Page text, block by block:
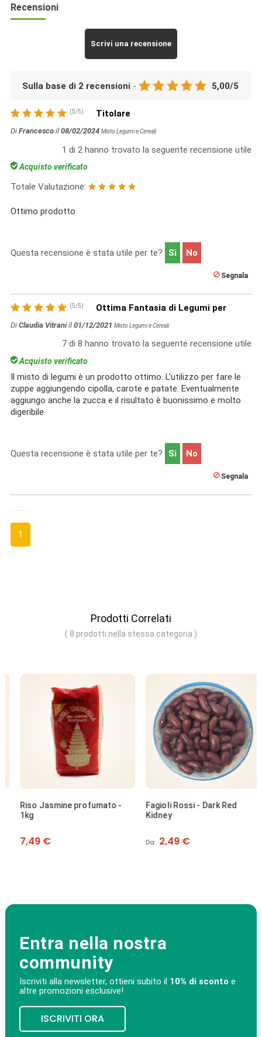
Recensioni
Scrivi una recensione
Sulla base di 2 recensioni - 5,00/5
(5/5) Titolare
Di Francesco il 08/02/2024 Misto Legumi e Cereali
1 di 2 hanno trovato la seguente recensione utile
Acquisto verificato
Totale Valutazione:
Ottimo prodotto
Questa recensione è stata utile per te? Sì No
Segnala
(5/5) Ottima Fantasia di Legumi per
Di Claudia Vitraniil 01/12/2021 Misto Legumi e Cereali
7 di 8 hanno trovato la seguente recensione utile
Acquisto verificato
Il misto di legumi è un prodotto ottimo. L'utilizzo per fare le
zuppe aggiungendo cipolla, carote e patate. Eventualmente
aggiungo anche la zucca e il risultato è buonissimo e molto
digeribile
Questa recensione è stata utile per te? Sì No
Segnala
1
Prodotti Correlati
( 8 prodotti nella stessa categoria )
Riso Jasmine profumato -
1kg
Prezzo
7,49 €
Fagioli Rossi - Dark Red
Kidney
Da Prezzo
2,49 €
Entra nella nostra
community
Iscriviti alla newsletter, ottieni subito il 10% di sconto e
altre promozioni esclusive!
ISCRIVITI ORA